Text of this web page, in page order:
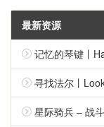
最新资源
记忆的琴键丨
寻找法尔丨
星际骑兵 – 战